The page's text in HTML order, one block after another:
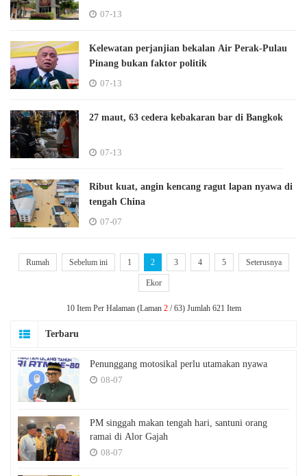
07-13
Kelewatan perjanjian bekalan Air Perak-Pulau
Pinang bukan faktor politik
07-13
27 maut, 63 cedera kebakaran bar di Bangkok
07-13
Ribut kuat, angin kencang ragut lapan nyawa di
tengah China
07-07
Rumah Sebelum ini 1 2 3 4 5 Seterusnya
Ekor
10 Item Per Halaman (Laman 2/ 63) Jumlah 621 Item
Terbaru
Penunggang motosikal perlu utamakan nyawa
08-07
PM singgah makan tengah hari, santuni orang
ramai di Alor Gajah
08-07